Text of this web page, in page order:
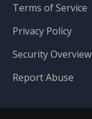
Terms of Service
Privacy Policy
Security Overview
Report Abuse